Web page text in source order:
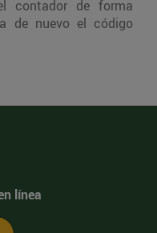
contador de forma
de nuevo el código
línea